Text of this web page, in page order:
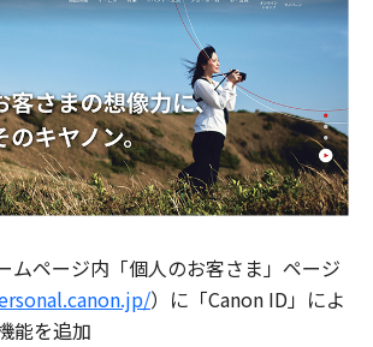
ムページ内「個人のお客さま」ページ
）に「Canon ID」によ
能を追加